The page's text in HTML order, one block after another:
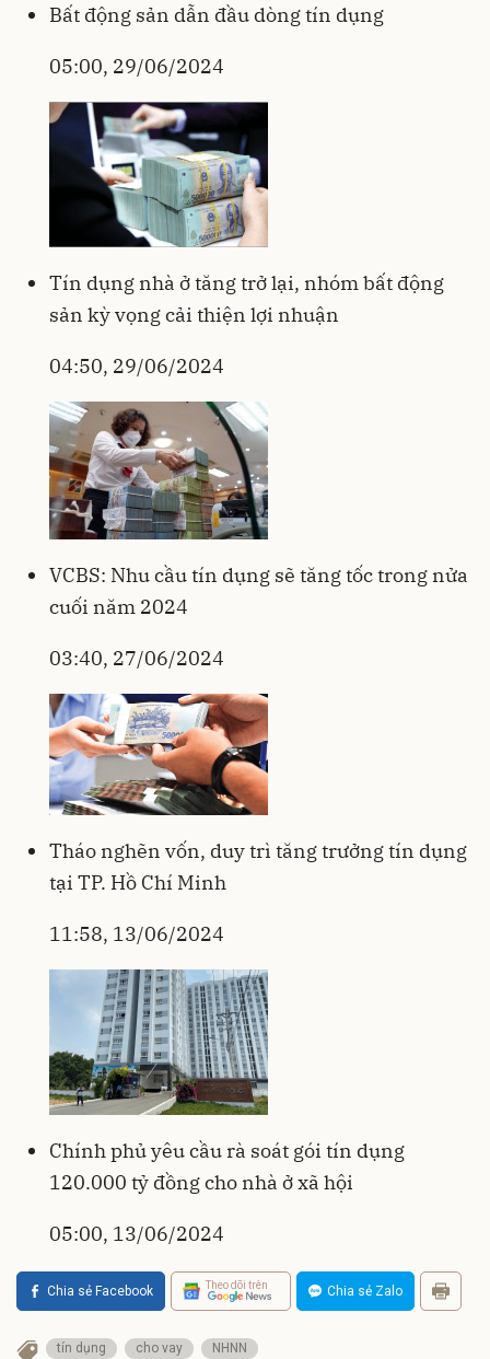
Bất động sản dẫn đầu dòng tín dụng
05:00, 29/06/2024
Tín dụng nhà ở tăng trở lại, nhóm bất động
sản kỳ vọng cải thiện lợi nhuận
04:50, 29/06/2024
VCBS: Nhu cầu tín dụng sẽ tăng tốc trong nửa
cuối năm 2024
03:40, 27/06/2024
Tháo nghẽn vốn, duy trì tăng trưởng tín dụng
tại TP. Hồ Chí Minh
11:58, 13/06/2024
Chính phủ yêu cầu rà soát gói tín dụng
120.000 tỷ đồng cho nhà ở xã hội
05:00, 13/06/2024
Chia sẻ Facebook Theo dõi trên Chia sẻ Zalo
tín dụng cho vay NHNN